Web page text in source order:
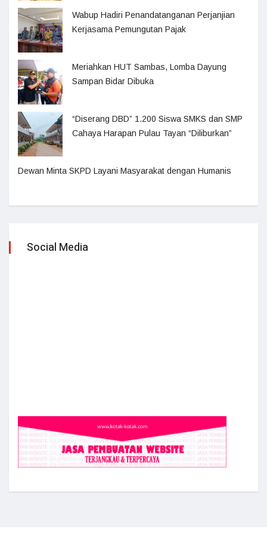
Wabup Hadiri Penandatanganan Perjanjian
Kerjasama Pemungutan Pajak
Meriahkan HUT Sambas, Lomba Dayung
Sampan Bidar Dibuka
“Diserang DBD” 1.200 Siswa SMKS dan SMP
Cahaya Harapan Pulau Tayan “Diliburkan”
Dewan Minta SKPD Layani Masyarakat dengan Humanis
Social Media